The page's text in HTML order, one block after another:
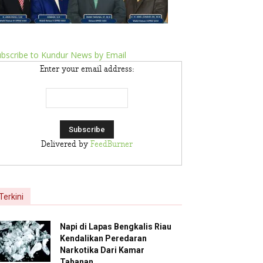
to Kundur News by Email
Enter your email address:
Delivered by FeedBurner
Napi di Lapas Bengkalis Riau
Kendalikan Peredaran
Narkotika Dari Kamar